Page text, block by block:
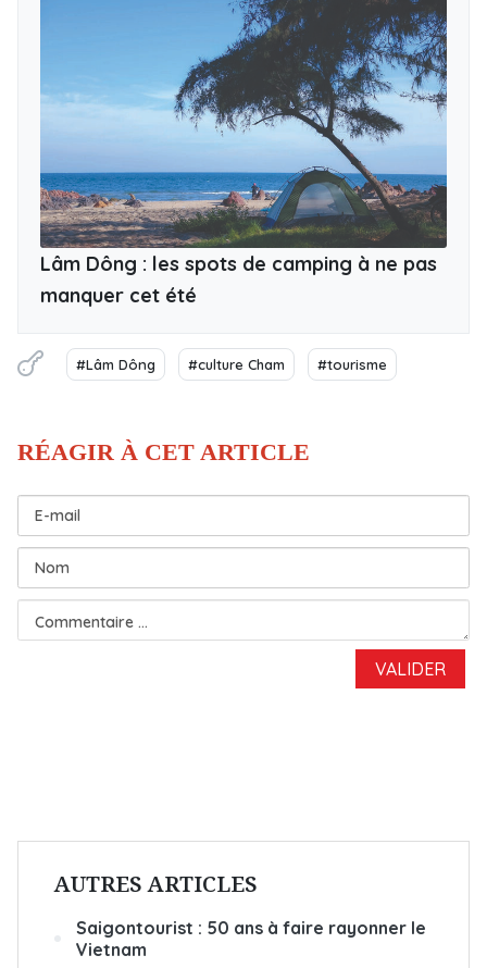
Lâm Dông : les spots de camping à ne pas
manquer cet été
#Lâm Dông #culture Cham #tourisme
AUTRES ARTICLES
Saigontourist : 50 ans à faire rayonner le
Vietnam